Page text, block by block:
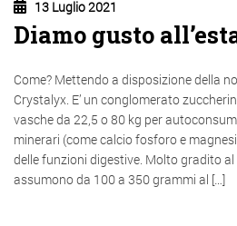
13 Luglio 2021
Diamo gusto
Come? Mettendo a disposizione della
Crystalyx. E’ un conglomerato
vasche da 22,5 o 80 kg per
minerari (come calcio fosforo e
delle funzioni digestive. Molto gradito
assumono da 100 a 350 grammi al […]